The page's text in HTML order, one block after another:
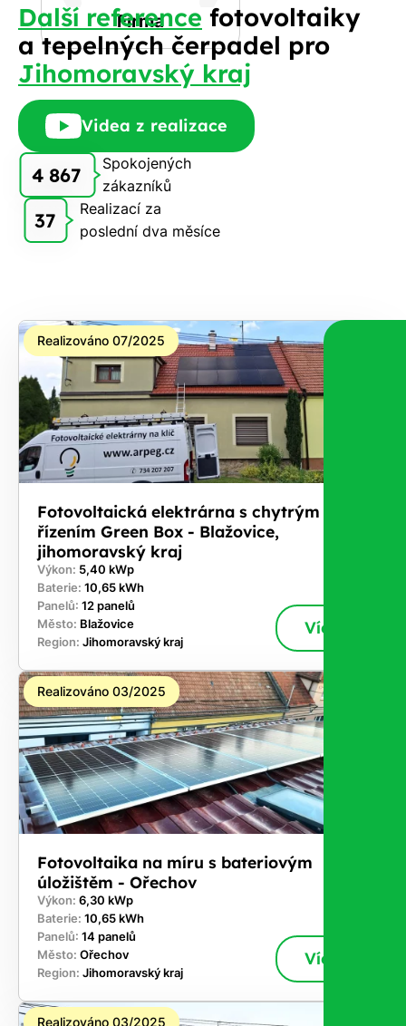
Firma
Telefon
E-
mail
Vám
zdarma
nárok.
Stačí
nám dát
vědět -
a nic Vás
to
nestojí.
Další reference fotovoltaiky
a tepelných čerpadel pro
Jihomoravský kraj
Videa z realizace
4 867
Spokojených
zákazníků
37
Realizací za
poslední dva měsíce
Realizováno 07/2025
Fotovoltaická elektrárna s chytrým
řízením Green Box - Blažovice,
jihomoravský kraj
Výkon: 5,40 kWp
Baterie: 10,65 kWh
Panelů: 12 panelů
Město: Blažovice
Region: Jihomoravský kraj
Více
Realizováno 03/2025
Fotovoltaika na míru s bateriovým
úložištěm - Ořechov
Výkon: 6,30 kWp
Baterie: 10,65 kWh
Panelů: 14 panelů
Město: Ořechov
Region: Jihomoravský kraj
Více
Realizováno 03/2025